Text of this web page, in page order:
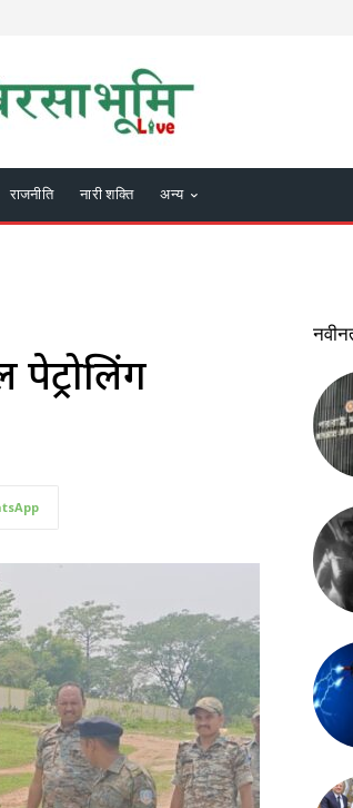
राजनीति नारी शक्ति अन्य